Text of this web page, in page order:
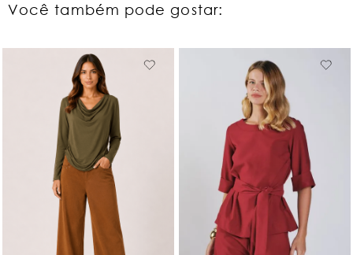
Você também pode gostar: